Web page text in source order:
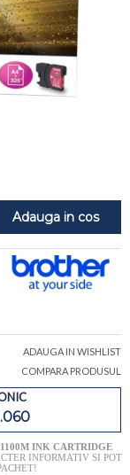
Adauga in cos
ADAUGA IN WISHLIST
COMPARA PRODUSUL
INK CARTRIDGE
INFORMATIV SI POT